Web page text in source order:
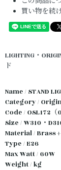
買い物を続
LIGHTING・
ド
Name / STAND
Category /
Code / OSL172（
Size / W310・
Material / Brass
Type / E26
Max Watt / 60W
Weight / kg